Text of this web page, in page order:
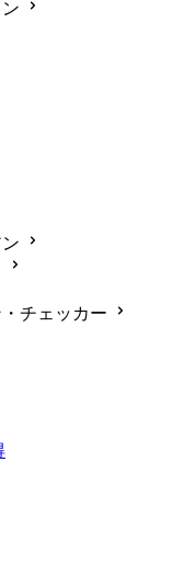
チェッカー